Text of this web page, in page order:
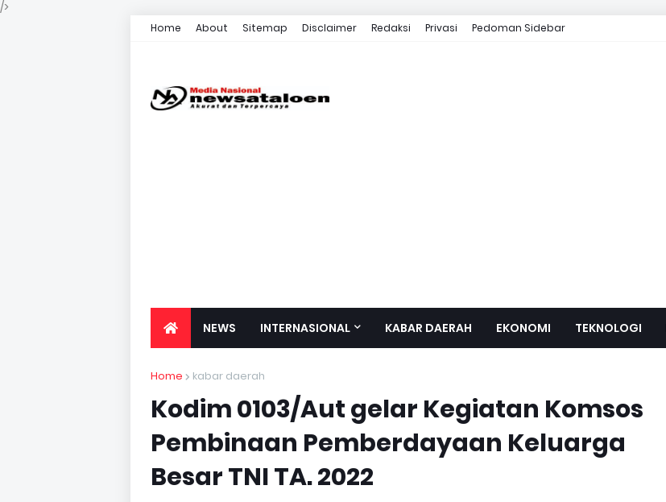
/>
Home About Sitemap Disclaimer Redaksi Privasi Pedoman Sidebar
NEWS INTERNASIONAL KABAR DAERAH EKONOMI TEKNOLOGI
Home kabar daerah
Kodim 0103/Aut gelar Kegiatan Komsos
Pembinaan Pemberdayaan Keluarga
Besar TNI TA. 2022